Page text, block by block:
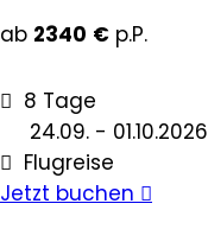
ab 2340 € p.P.
8 Tage
24.09. - 01.10.2026
Flugreise
Jetzt buchen